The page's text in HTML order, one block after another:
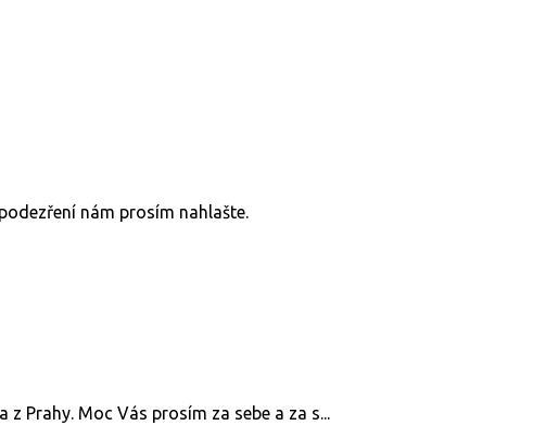
nám prosím nahlašte.
Prahy. Moc Vás prosím za sebe a za s...